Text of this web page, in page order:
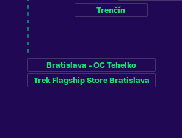
Bratislava - OC Tehelko
Trek Flagship Store Bratislava
Trenčín